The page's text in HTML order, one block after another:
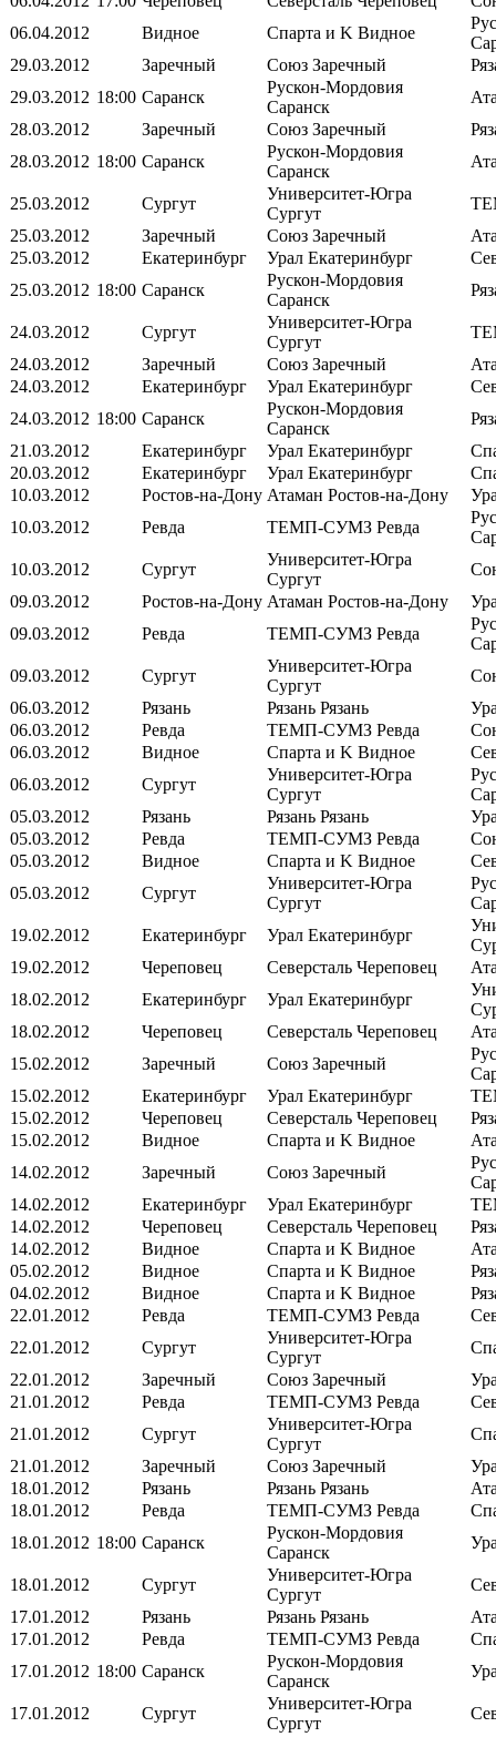
06.04.2012
Видное Спарта и K Видное
29.03.2012
Заречный Союз Заречный
29.03.2012 18:00 Саранск
Рускон-Мордовия
Саранск
28.03.2012
Заречный Союз Заречный
28.03.2012 18:00 Саранск
Рускон-Мордовия
Саранск
25.03.2012 Сургут
Университет-Югра
Сургут
25.03.2012
Заречный Союз Заречный
25.03.2012
Екатеринбург Урал Екатеринбург
25.03.2012 18:00 Саранск
Рускон-Мордовия
Саранск
24.03.2012 Сургут
Университет-Югра
Сургут
24.03.2012
Заречный Союз Заречный
24.03.2012
Екатеринбург Урал Екатеринбург
24.03.2012 18:00 Саранск
Рускон-Мордовия
Саранск
21.03.2012
Екатеринбург Урал Екатеринбург
20.03.2012
Екатеринбург Урал Екатеринбург
10.03.2012
Ростов-на-Дону Атаман Ростов-на-Дону
10.03.2012
Ревда ТЕМП-СУМЗ Ревда
10.03.2012
Сургут
Университет-Югра
Сургут
09.03.2012
Ростов-на-Дону Атаман Ростов-на-Дону
09.03.2012
Ревда ТЕМП-СУМЗ Ревда
09.03.2012
Сургут
Университет-Югра
Сургут
06.03.2012
Рязань Рязань Рязань
06.03.2012
Ревда ТЕМП-СУМЗ Ревда
06.03.2012
Видное Спарта и K Видное
06.03.2012
Сургут
Университет-Югра
Сургут
05.03.2012
Рязань Рязань Рязань
05.03.2012
Ревда ТЕМП-СУМЗ Ревда
05.03.2012
Видное Спарта и K Видное
05.03.2012
Сургут
Университет-Югра
Сургут
19.02.2012
Екатеринбург Урал Екатеринбург
19.02.2012
Череповец Северсталь Череповец
18.02.2012
Екатеринбург Урал Екатеринбург
18.02.2012
Череповец Северсталь Череповец
15.02.2012
Заречный Союз Заречный
15.02.2012
Екатеринбург Урал Екатеринбург
15.02.2012
Череповец Северсталь Череповец
15.02.2012
Видное Спарта и K Видное
14.02.2012
Заречный Союз Заречный
14.02.2012
Екатеринбург Урал Екатеринбург
14.02.2012
Череповец Северсталь Череповец
14.02.2012
Видное Спарта и K Видное
05.02.2012
Видное Спарта и K Видное
04.02.2012
Видное Спарта и K Видное
22.01.2012
Ревда ТЕМП-СУМЗ Ревда
22.01.2012
Сургут
Университет-Югра
Сургут
22.01.2012
Заречный Союз Заречный
21.01.2012
Ревда ТЕМП-СУМЗ Ревда
21.01.2012
Сургут
Университет-Югра
Сургут
21.01.2012
Заречный Союз Заречный
18.01.2012
Рязань Рязань Рязань
18.01.2012
Ревда ТЕМП-СУМЗ Ревда
18.01.2012 18:00 Саранск
Рускон-Мордовия
Саранск
18.01.2012 Сургут
Университет-Югра
Сургут
17.01.2012
Рязань Рязань Рязань
17.01.2012
Ревда ТЕМП-СУМЗ Ревда
17.01.2012 18:00 Саранск
Рускон-Мордовия
Саранск
17.01.2012 Сургут
Университет-Югра
Сургут